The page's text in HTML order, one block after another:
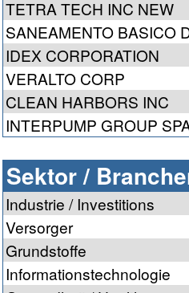
TETRA TECH INC NEW
SANEAMENTO BASICO
IDEX CORPORATION
VERALTO CORP
CLEAN HARBORS INC
INTERPUMP GROUP
Sektor /
Industrie / Investitions
Versorger
Grundstoffe
Informationstechnologie